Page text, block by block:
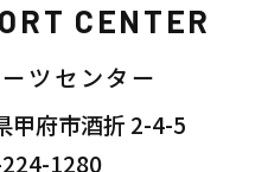
CENTER
ツセンター
甲府市酒折 2-4-5
1280